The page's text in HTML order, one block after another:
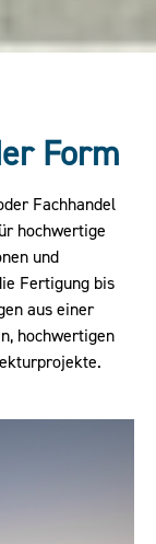
Form
Fachhandel
hochwertige
und
Fertigung bis
aus einer
hochwertigen